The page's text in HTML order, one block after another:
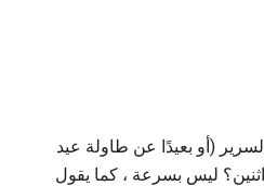
(أو بعيدًا عن طاولة عيد
ليس بسرعة ، كما يقول